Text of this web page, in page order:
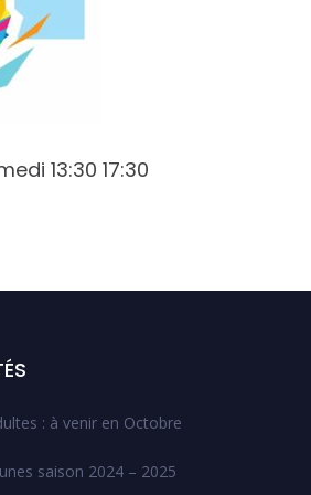
13:30 17:30
: à venir en Octobre
saison 2024 – 2025